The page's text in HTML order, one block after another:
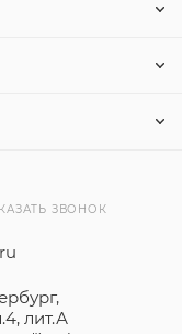
ЗВОНОК
лит.А